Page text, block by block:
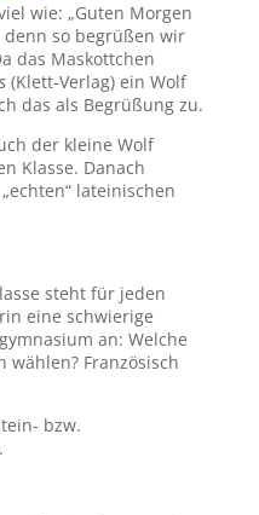
wie: „Guten Morgen
so begrüßen wir
das Maskottchen
(Klett-Verlag) ein Wolf
das als Begrüßung zu.
der kleine Wolf
Klasse. Danach
lateinischen
steht für jeden
eine schwierige
an: Welche
wählen? Französisch
bzw.